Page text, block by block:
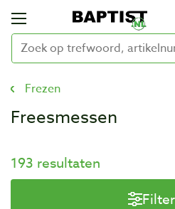
Frezen
Freesmessen
193 resultaten